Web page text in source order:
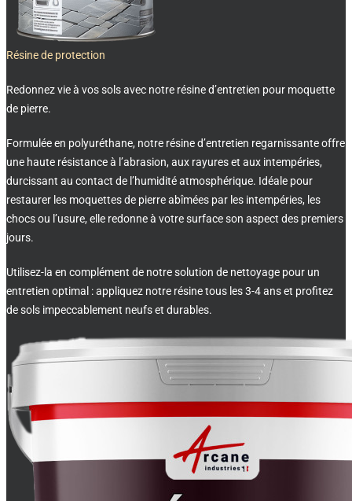
Résine de protection
Redonnez vie à vos sols avec notre résine d’entretien pour moquette
de pierre.
Formulée en polyuréthane, notre résine d’entretien regarnissante offre
une haute résistance à l’abrasion, aux rayures et aux intempéries,
durcissant au contact de l’humidité atmosphérique. Idéale pour
restaurer les moquettes de pierre abîmées par les intempéries, les
chocs ou l’usure, elle redonne à votre surface son aspect des premiers
jours.
Utilisez-la en complément de notre solution de nettoyage pour un
entretien optimal : appliquez notre résine tous les 3-4 ans et profitez
de sols impeccablement neufs et durables.